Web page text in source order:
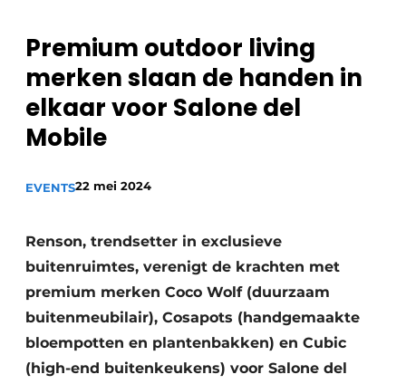
Premium outdoor living
merken slaan de handen in
elkaar voor Salone del
Mobile
EVENTS22 mei 2024
Renson, trendsetter in exclusieve
buitenruimtes, verenigt de krachten met
premium merken Coco Wolf (duurzaam
buitenmeubilair), Cosapots (handgemaakte
bloempotten en plantenbakken) en Cubic
(high-end buitenkeukens) voor Salone del